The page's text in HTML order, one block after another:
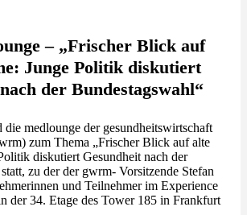
– „Frischer Blick auf
Junge Politik diskutiert
der Bundestagswahl“
medlounge der gesundheitswirtschaft
zum Thema „Frischer Blick auf alte
diskutiert Gesundheit nach der
zu der der gwrm- Vorsitzende Stefan
und Teilnehmer im Experience
der 34. Etage des Tower 185 in Frankfurt